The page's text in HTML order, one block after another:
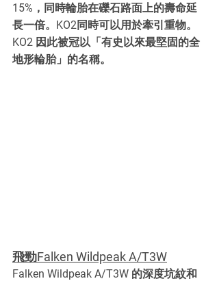
15%，同時輪胎在礫石路面上的壽命延
長一倍。KO2同時可以用於牽引重物。
KO2 因此被冠以「有史以來最堅固的全
地形輪胎」的名稱。
飛勁Falken Wildpeak A/T3W
Falken Wildpeak A/T3W 的深度坑紋和